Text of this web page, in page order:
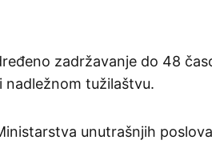
zadržavanje do 48
nadležnom tužilaštvu.
unutrašnjih